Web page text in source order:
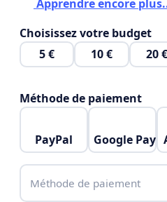
Problèmes Actuels
Les usagers rencontrent
la mobilité à Liège,
Horaires Limités : Les
Apprendre encore
Choisissez votre budget
5 €
10 € 20 €
Méthode de paiement
PayPal Google Pay
Méthode de paiement